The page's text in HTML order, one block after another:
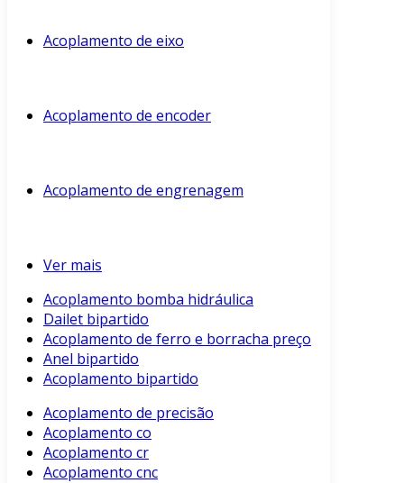
Acoplamento de eixo
Acoplamento de encoder
Acoplamento de engrenagem
Ver mais
Acoplamento bomba hidráulica
Dailet bipartido
Acoplamento de ferro e borracha preço
Anel bipartido
Acoplamento bipartido
Acoplamento de precisão
Acoplamento co
Acoplamento cr
Acoplamento cnc